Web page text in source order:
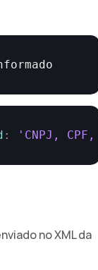
: 'CNPJ,
no XML da